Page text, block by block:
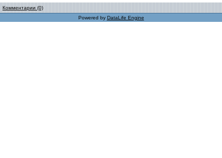
Комментарии (0)
Powered by DataLife Engine